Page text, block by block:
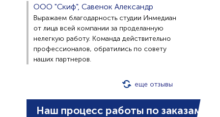
ООО "Скиф", Савенок Александр
Выражаем благодарность студии Инмедиан
от лица всей компании за проделанную
нелегкую работу. Команда действительно
профессионалов, обратились по совету
наших партнеров.
еще отзывы
Наш процесс работы по заказам